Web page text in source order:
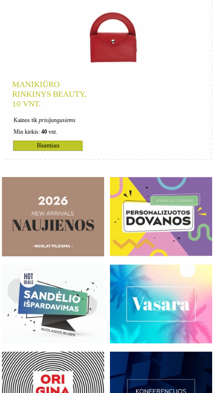
MANIKIŪRO
RINKINYS BEAUTY,
10 VNT.
Kainos tik prisijungusiems
Min kiekis: 40 vnt.
Išsamiau